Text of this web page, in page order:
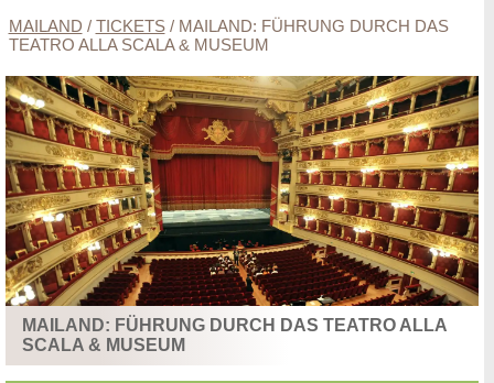
MAILAND / TICKETS/ MAILAND: FÜHRUNG DURCH DAS
TEATRO ALLA SCALA & MUSEUM
MAILAND: FÜHRUNG DURCH DAS TEATRO ALLA
SCALA & MUSEUM